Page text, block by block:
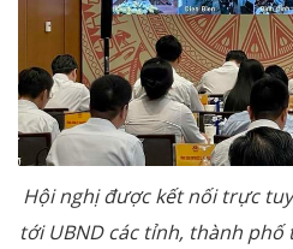
Hội nghị được kết nối trực
tới UBND các tỉnh, thành